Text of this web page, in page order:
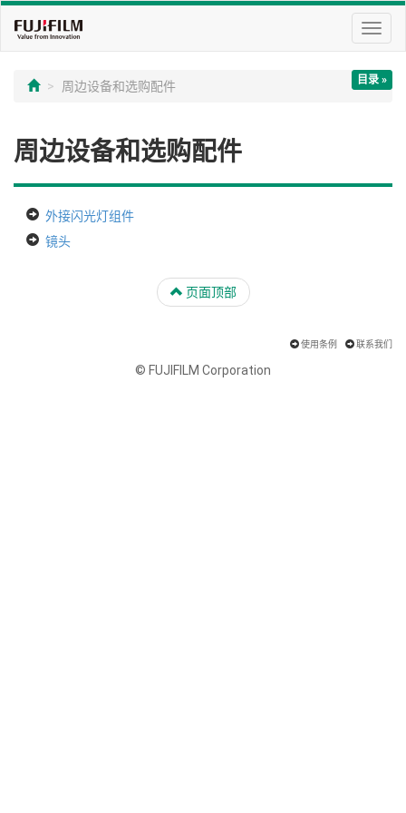
切
换
航
目录 »
周边设备和选购配件
周边设备和选购配件
外接闪光灯组件
镜头
页面顶部
使用条例 联系我们
© FUJIFILM Corporation